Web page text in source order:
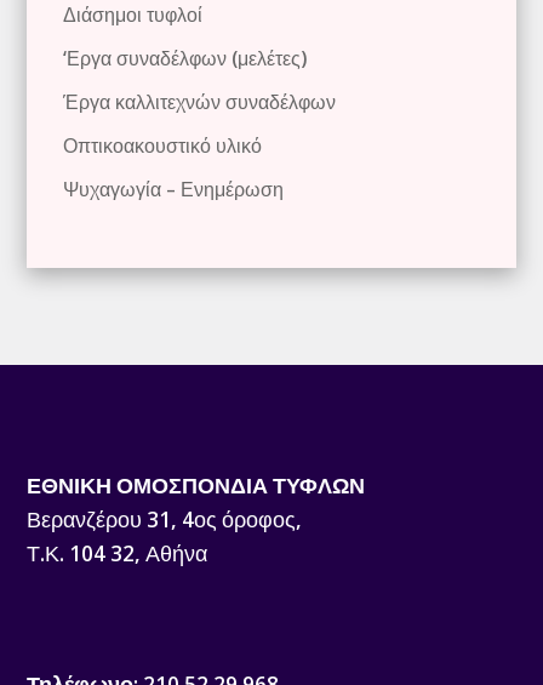
Διάσημοι τυφλοί
‘Εργα συναδέλφων (μελέτες)
Έργα καλλιτεχνών συναδέλφων
Οπτικοακουστικό υλικό
Ψυχαγωγία – Ενημέρωση
ΕΘΝΙΚΗ ΟΜΟΣΠΟΝΔΙΑ ΤΥΦΛΩΝ
Βερανζέρου 31, 4ος όροφος,
Τ.Κ. 104 32, Αθήνα